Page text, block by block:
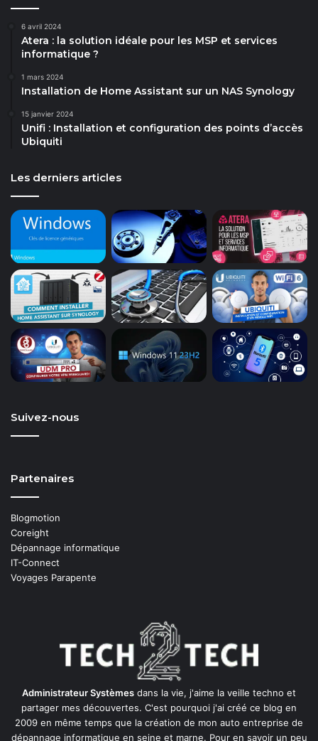
6 avril 2024
Atera : la solution idéale pour les MSP et services
informatique ?
1 mars 2024
Installation de Home Assistant sur un NAS Synology
15 janvier 2024
Unifi : Installation et configuration des points d’accès
Ubiquiti
Les derniers articles
Suivez-nous
Partenaires
Blogmotion
Coreight
Dépannage informatique
IT-Connect
Voyages Parapente
Administrateur Systèmes dans la vie, j'aime la veille techno et
partager mes découvertes. C'est pourquoi j'ai créé ce blog en
2009 en même temps que la création de mon auto entreprise de
dépannage informatique en seine et marne. Pour en savoir un peu